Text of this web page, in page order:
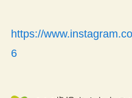
https://
6